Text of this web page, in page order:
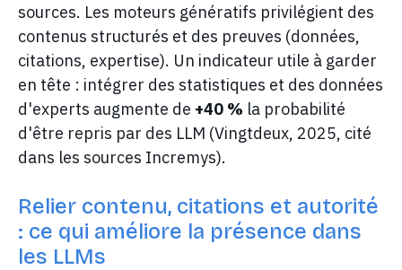
sources. Les moteurs génératifs privilégient des
contenus structurés et des preuves (données,
citations, expertise). Un indicateur utile à garder
en tête : intégrer des statistiques et des données
d'experts augmente de +40 % la probabilité
d'être repris par des LLM (Vingtdeux, 2025, cité
dans les sources Incremys).
Relier contenu, citations et autorité
: ce qui améliore la présence dans
les LLMs